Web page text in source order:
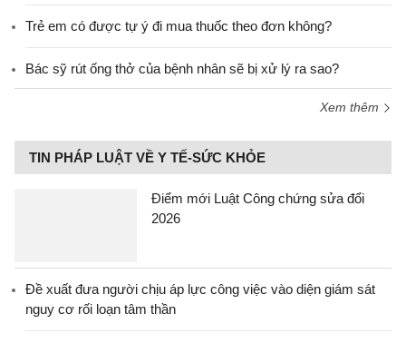
Trẻ em có được tự ý đi mua thuốc theo đơn không?
Bác sỹ rút ống thở của bệnh nhân sẽ bị xử lý ra sao?
Xem thêm
TIN PHÁP LUẬT VỀ Y TẾ-SỨC KHỎE
Điểm mới Luật Công chứng sửa đổi
2026
Đề xuất đưa người chịu áp lực công việc vào diện giám sát
nguy cơ rối loạn tâm thần